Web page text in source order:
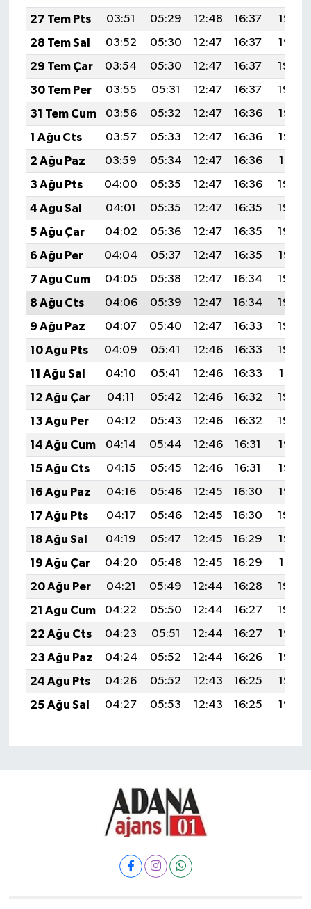
27 Tem Pts
03:51 05:29 12:48 16:37
19:56
28 Tem Sal
03:52 05:30 12:47 16:37
19:55
29 Tem Çar
03:54 05:30 12:47 16:37
19:54
30 Tem Per
03:55 05:31 12:47 16:37
19:54
31 Tem Cum
03:56 05:32 12:47 16:36
19:53
1 Ağu Cts
03:57 05:33 12:47 16:36
19:52
2 Ağu Paz
03:59 05:34 12:47 16:36
19:51
3 Ağu Pts
04:00 05:35 12:47 16:36
19:50
4 Ağu Sal
04:01 05:35 12:47 16:35
19:49
5 Ağu Çar
04:02 05:36 12:47 16:35
19:48
6 Ağu Per
04:04 05:37 12:47 16:35
19:47
7 Ağu Cum
04:05 05:38 12:47 16:34
19:46
8 Ağu Cts
04:06 05:39 12:47 16:34
19:45
9 Ağu Paz
04:07 05:40 12:47 16:33
19:43
10 Ağu Pts
04:09 05:41 12:46 16:33
19:42
11 Ağu Sal
04:10 05:41 12:46 16:33
19:41
12 Ağu Çar
04:11 05:42 12:46 16:32
19:40
13 Ağu Per
04:12 05:43 12:46 16:32
19:39
14 Ağu Cum
04:14 05:44 12:46 16:31
19:38
15 Ağu Cts
04:15 05:45 12:46 16:31
19:36
16 Ağu Paz
04:16 05:46 12:45 16:30
19:35
17 Ağu Pts
04:17 05:46 12:45 16:30
19:34
18 Ağu Sal
04:19 05:47 12:45 16:29
19:33
19 Ağu Çar
04:20 05:48 12:45 16:29
19:31
20 Ağu Per
04:21 05:49 12:44 16:28
19:30
21 Ağu Cum
04:22 05:50 12:44 16:27
19:29
22 Ağu Cts
04:23 05:51 12:44 16:27
19:27
23 Ağu Paz
04:24 05:52 12:44 16:26
19:26
24 Ağu Pts
04:26 05:52 12:43 16:25
19:25
25 Ağu Sal
04:27 05:53 12:43 16:25 19:23